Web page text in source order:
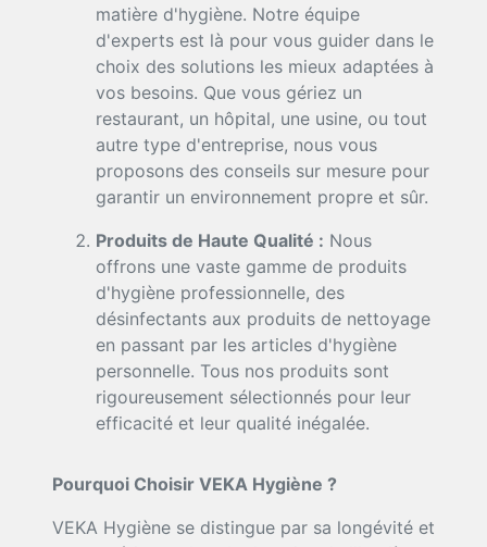
matière d'hygiène. Notre équipe
d'experts est là pour vous guider dans le
choix des solutions les mieux adaptées à
vos besoins. Que vous gériez un
restaurant, un hôpital, une usine, ou tout
autre type d'entreprise, nous vous
proposons des conseils sur mesure pour
garantir un environnement propre et sûr.
Produits de Haute Qualité : Nous
offrons une vaste gamme de produits
d'hygiène professionnelle, des
désinfectants aux produits de nettoyage
en passant par les articles d'hygiène
personnelle. Tous nos produits sont
rigoureusement sélectionnés pour leur
efficacité et leur qualité inégalée.
Pourquoi Choisir VEKA Hygiène ?
VEKA Hygiène se distingue par sa longévité et